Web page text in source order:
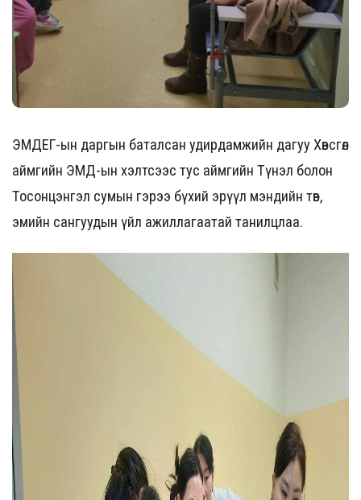
ЭМДЕГ-ын даргын баталсан удирдамжийн дагуу Хөвсгөл
аймгийн ЭМД-ын хэлтсээс тус аймгийн Түнэл болон
Тосонцэнгэл сумын гэрээ бүхий эрүүл мэндийн төв,
эмийн сангуудын үйл ажиллагаатай танилцлаа.